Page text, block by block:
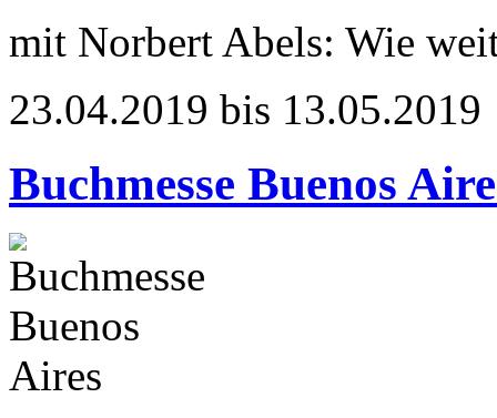
mit Norbert Abels: Wie
23.04.2019 bis 13.05.2019
Buchmesse Buenos